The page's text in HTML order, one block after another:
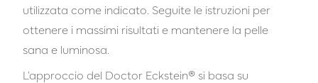
utilizzata come indicato. Seguite le istruzioni per
ottenere i massimi risultati e mantenere la pelle
sana e luminosa.
L'approccio del Doctor Eckstein® si basa su